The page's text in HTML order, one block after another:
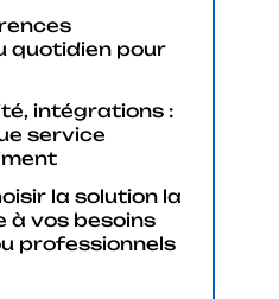
quotidien pour
intégrations :
service
la solution la
à vos besoins
professionnels